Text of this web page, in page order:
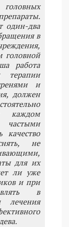
один-два
в
головной
работа
терапии
и
должен
каждом
качество
не
для их
ли уже
и при
в
лечения